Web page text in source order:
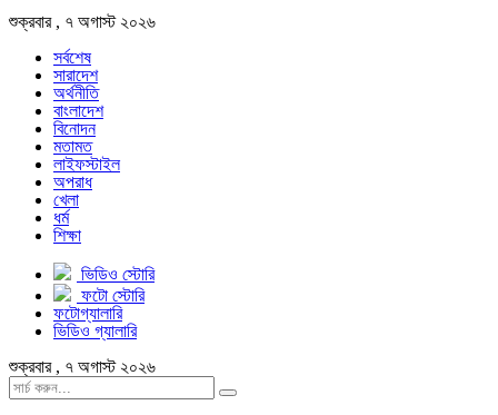
শুক্রবার , ৭ অগাস্ট ২০২৬
সর্বশেষ
সারাদেশ
অর্থনীতি
বাংলাদেশ
বিনোদন
মতামত
লাইফস্টাইল
অপরাধ
খেলা
ধর্ম
শিক্ষা
ভিডিও স্টোরি
ফটো স্টোরি
ফটোগ্যালারি
ভিডিও গ্যালারি
শুক্রবার , ৭ অগাস্ট ২০২৬